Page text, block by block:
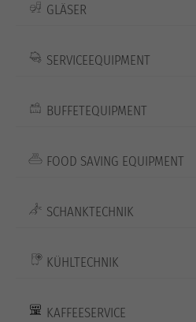
GLÄSER
SERVICEEQUIPMENT
BUFFETEQUIPMENT
FOOD SAVING EQUIPMENT
SCHANKTECHNIK
KÜHLTECHNIK
KAFFEESERVICE